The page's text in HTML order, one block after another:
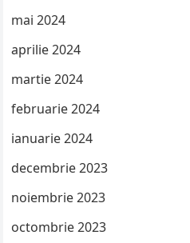
mai 2024
aprilie 2024
martie 2024
februarie 2024
ianuarie 2024
decembrie 2023
noiembrie 2023
octombrie 2023